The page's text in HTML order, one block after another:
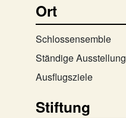
Ort
Schlossensemble
Ständige Ausstellung
Ausflugsziele
Stiftung